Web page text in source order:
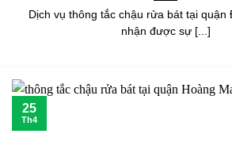
Dịch vụ thông tắc chậu rửa bát tại quận
nhận được sự [...]
25
Th4